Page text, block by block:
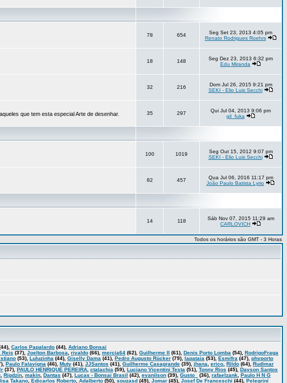
78 654
Seg Set 23, 2013 4:05 pm
Renato Rodrigues Roehrs
18 148
Seg Dez 23, 2013 6:32 pm
Edu Miranda
32 216
Dom Jul 26, 2015 9:21 pm
SEKI - Elio Luis Secchi
que tem esta especial Arte de desenhar. 35 297
Qui Jul 04, 2013 9:06 pm
gil_fuka
100 1019
Seg Out 15, 2012 9:07 pm
SEKI - Elio Luis Secchi
82 457
Qua Jul 06, 2016 11:17 pm
João Paulo Batista Lyrio
14 118
Sáb Nov 07, 2015 11:29 am
CARLOVICH
Todos os horários são GMT - 3 Horas
Carlos Papalardo (44), Adriano Bonsai
Reis (37), Joelton Barbosa rivaldo (66), mercia64 (62), Guilherme II (61), Denis Porto Lomba (54), RodrigoFraga
(53), Luluzinha (44), Giselly Dama (41), Pedro Augusto Rücker (79), lapataia (53), Esmifra (47), phvporto
Paulo Falavigna (46), Muty (41), JJSantos (41), Guilherme Casagrande (39), jhana erico Rildo (64), Rudimar
(37), PAULO HENRIQUE PEREIRA ctalachia (59), Luciano Vicentini Testa (51), Tonny Rios (45), Davson Santos
Rigdzin makin Dantas (47), Lucas - Bonsai Brasil (42), evanilson (39), Gusto_ (36), rafaelzank Paulo H N G
Takano Edicarlos Roberto Adalberto (50), souzasd (49), Jomar (45), Josef De Franceschi (44), Pelegrini